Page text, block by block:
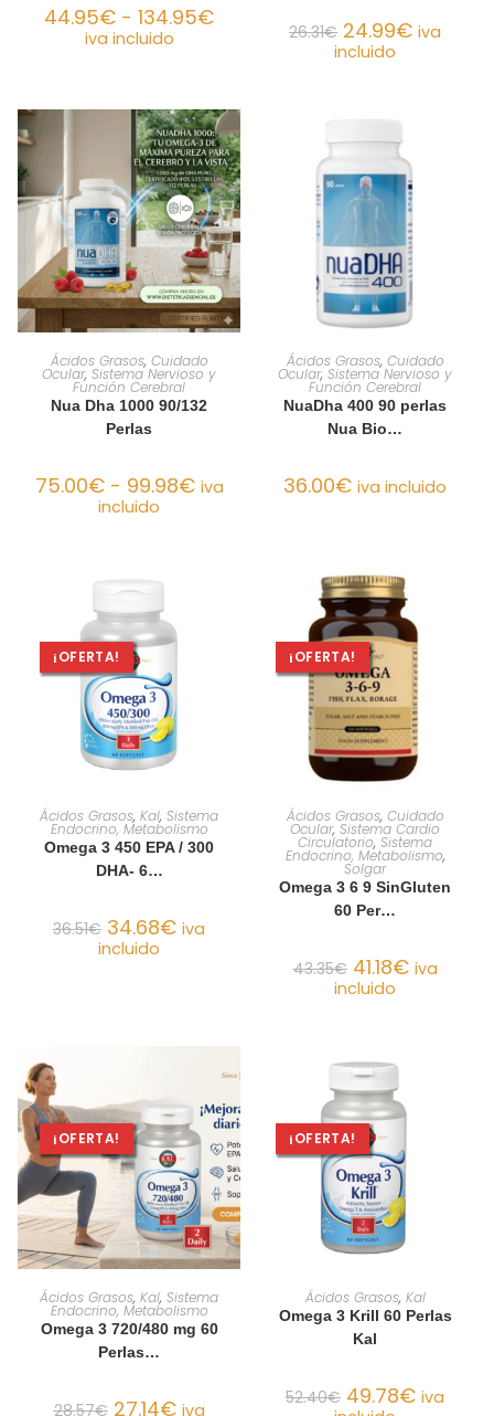
44.95€ - 134.95€
iva incluido 26.31€ 24.99€ iva
incluido
SELECCIONAR OPCIONES
Ácidos Grasos, Cuidado
Ocular, Sistema Nervioso y
Función Cerebral
Nua Dha 1000 90/132
Perlas
75.00€ - 99.98€ iva
incluido
AÑADIR AL CARRITO
Ácidos Grasos, Cuidado
Ocular, Sistema Nervioso y
Función Cerebral
NuaDha 400 90 perlas
Nua Bio…
36.00€ iva incluido
¡OFERTA!
AÑADIR AL CARRITO
Ácidos Grasos, Kal, Sistema
Endocrino, Metabolismo
Omega 3 450 EPA / 300
DHA- 6…
36.51€ 34.68€ iva
incluido
¡OFERTA!
AÑADIR AL CARRITO
Ácidos Grasos, Cuidado
Ocular, Sistema Cardio
Circulatorio, Sistema
Endocrino, Metabolismo,
Solgar
Omega 3 6 9 SinGluten
60 Per…
43.35€ 41.18€ iva
incluido
¡OFERTA!
AÑADIR AL CARRITO
Ácidos Grasos, Kal, Sistema
Endocrino, Metabolismo
Omega 3 720/480 mg 60
Perlas…
28.57€ 27.14€ iva
¡OFERTA!
AÑADIR AL CARRITO
Ácidos Grasos, Kal
Omega 3 Krill 60 Perlas
Kal
52.40€ 49.78€ iva